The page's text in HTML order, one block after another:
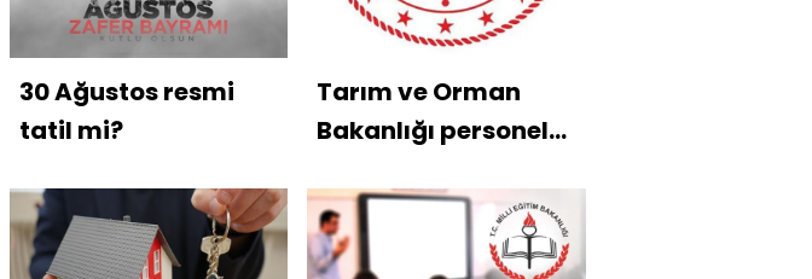
30 Ağustos resmi
tatil mi?
Tarım ve Orman
Bakanlığı personel